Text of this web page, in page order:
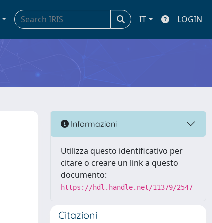
IT LOGIN
Informazioni
Utilizza questo identificativo per
citare o creare un link a questo
documento:
https://hdl.handle.net/11379/2547
Citazioni